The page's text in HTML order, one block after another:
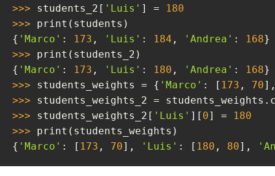
>>> students_2[ 'Luis' ] =
180
>>> print(students)
{ 'Marco' : 173 , 'Luis' : 184 , 'Andrea' : 168
>>> print(students_2)
{ 'Marco' : 173 , 'Luis' : 180 , 'Andrea' : 168
>>> students_weights = { 'Marco' : [ 173 , 70
>>>
>>> students_weights_2[ 'Luis' ][ 0] =
180
>>> print(students_weights)
{ 'Marco' : [ 173 , 70], 'Luis' : [ 180 , 80],